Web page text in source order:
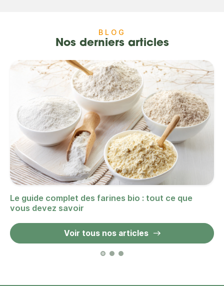
BLOG
Nos derniers articles
Le guide complet des farines bio : tout ce que
vous devez savoir
Voir tous nos articles